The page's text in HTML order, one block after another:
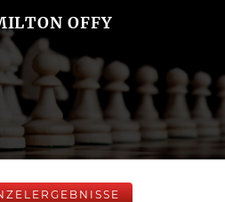
OFFY